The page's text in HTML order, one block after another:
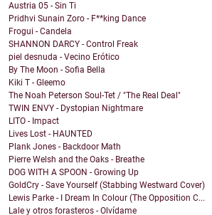
Austria 05 - Sin Ti
Pridhvi Sunain Zoro - F**king Dance
Frogui - Candela
SHANNON DARCY - Control Freak
piel desnuda - Vecino Erótico
By The Moon - Sofia Bella
Kiki T - Gleemo
The Noah Peterson Soul-Tet / "The Real Deal"
TWIN ENVY - Dystopian Nightmare
LITO - Impact
Lives Lost - HAUNTED
Plank Jones - Backdoor Math
Pierre Welsh and the Oaks - Breathe
DOG WITH A SPOON - Growing Up
GoldCry - Save Yourself (Stabbing Westward Cover)
Lewis Parke - I Dream In Colour (The Opposition C...
Lale y otros forasteros - Olvídame